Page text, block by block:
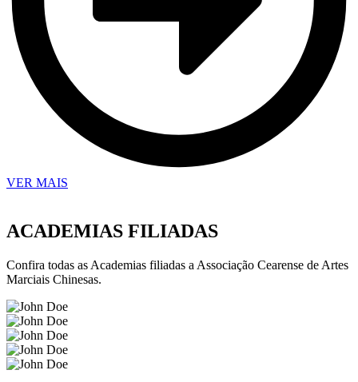
VER MAIS
ACADEMIAS FILIADAS
Confira todas as Academias filiadas a Associação Cearense de Artes
Marciais Chinesas.